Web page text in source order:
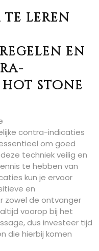
te leren
en
stone
contra-indicaties
om goed
techniek veilig en
te hebben van
kun je ervoor
en
zowel de ontvanger
voorop bij het
dus investeer tijd
die hierbij komen